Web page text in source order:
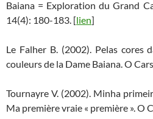
Baiana = Exploration du Grand
14(4): 180-183. [lien]
Le Falher B. (2002). Pelas cores
couleurs de la Dame Baiana. O
Tournayre V. (2002). Minha
Ma première vraie « première ». O